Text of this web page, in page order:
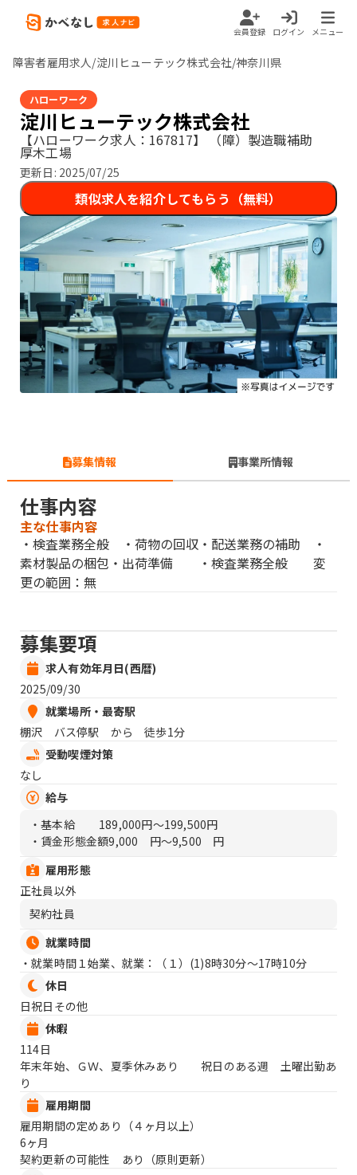
会員登録 ログイン メニュー
障害者雇用求人/淀川ヒューテック株式会社/神奈川県
ハローワーク
淀川ヒューテック株式会社
【ハローワーク求人：167817】 （障）製造職補助
厚木工場
更新日: 2025/07/25
類似求人を紹介してもらう（無料）
募集情報 事業所情報
仕事内容
主な仕事内容
・検査業務全般 ・荷物の回収・配送業務の補助 ・
素材製品の梱包・出荷準備 ・検査業務全般 変
更の範囲：無
募集要項
求人有効年月日(西暦)
2025/09/30
就業場所・最寄駅
棚沢 バス停駅 から 徒歩1分
受動喫煙対策
なし
給与
・基本給
189,000円〜199,500円
・賃金形態金額9,000 円〜9,500 円
雇用形態
正社員以外
契約社員
就業時間
・就業時間１始業、就業：（１） (1)8時30分〜17時10分
休日
日祝日その他
休暇
114日
年末年始、ＧＷ、夏季休みあり 祝日のある週 土曜出勤あ
り
雇用期間
雇用期間の定めあり（４ヶ月以上）
6ヶ月
契約更新の可能性 あり（原則更新）